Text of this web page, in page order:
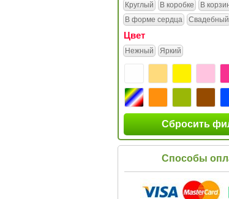
Круглый В коробке
В
В форме сердца
Свадебный
Цвет
Нежный Яркий
Сбросить
Способы